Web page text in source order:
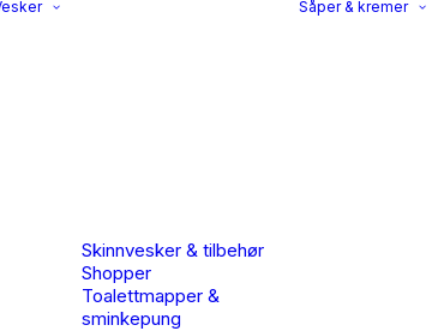
Skinnvesker & tilbehør
Shopper
Toalettmapper &
sminkepung
Såper & kremer